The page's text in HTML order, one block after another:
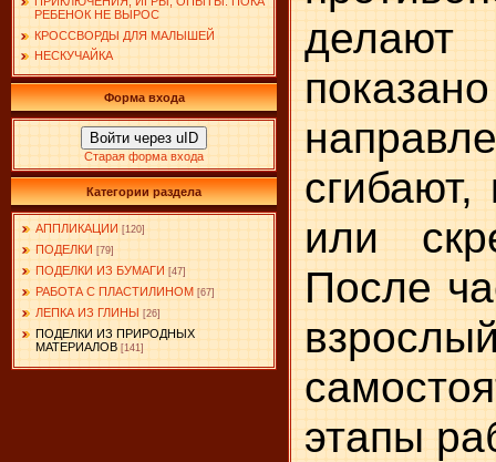
РЕБЕНОК НЕ ВЫРОС
КРОССВОРДЫ ДЛЯ МАЛЫШЕЙ
НЕСКУЧАЙКА
Форма входа
Войти через uID
Старая форма входа
Категории раздела
АППЛИКАЦИИ [120]
ПОДЕЛКИ [79]
ПОДЕЛКИ ИЗ БУМАГИ [47]
РАБОТА С ПЛАСТИЛИНОМ [67]
ЛЕПКА ИЗ ГЛИНЫ [26]
ПОДЕЛКИ ИЗ ПРИРОДНЫХ
МАТЕРИАЛОВ [141]
или
После
этапы